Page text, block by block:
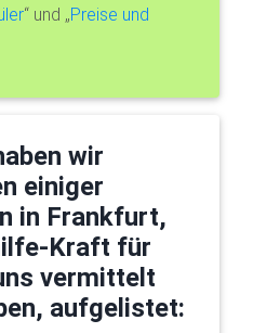
“ und „Preise und
wir
einiger
in Frankfurt,
Kraft für
vermittelt
aufgelistet: